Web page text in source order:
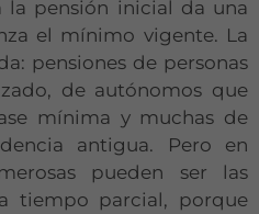
pensión inicial da una
el mínimo vigente. La
pensiones de personas
de autónomos que
mínima y muchas de
antigua. Pero en
pueden ser las
tiempo parcial, porque